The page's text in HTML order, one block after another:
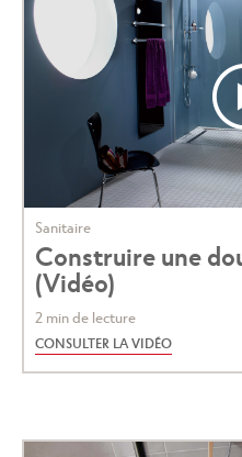
Sanitaire
Construire une
(Vidéo)
2 min de lecture
CONSULTER LA VIDÉO